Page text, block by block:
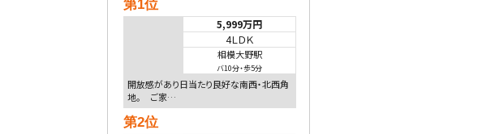
第1位
5,999万円
4ＬＤＫ
相模大野駅
バ10分・歩5分
開放感があり日当たり良好な南西・北西角
地。 ご家…
第2位